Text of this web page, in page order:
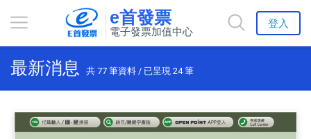
e首發票
電子發票加值中心
登入
最新消息 共 77 筆資料 / 已呈現 24筆